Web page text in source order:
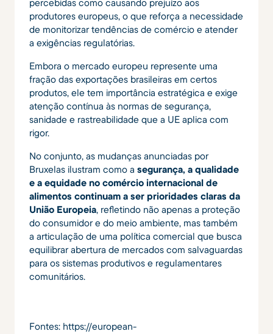
percebidas como causando prejuízo aos
produtores europeus, o que reforça a necessidade
de monitorizar tendências de comércio e atender
a exigências regulatórias.
Embora o mercado europeu represente uma
fração das exportações brasileiras em certos
produtos, ele tem importância estratégica e exige
atenção contínua às normas de segurança,
sanidade e rastreabilidade que a UE aplica com
rigor.
No conjunto, as mudanças anunciadas por
Bruxelas ilustram como a segurança, a qualidade
e a equidade no comércio internacional de
alimentos continuam a ser prioridades claras da
União Europeia, refletindo não apenas a proteção
do consumidor e do meio ambiente, mas também
a articulação de uma política comercial que busca
equilibrar abertura de mercados com salvaguardas
para os sistemas produtivos e regulamentares
comunitários.
Fontes: https://european-